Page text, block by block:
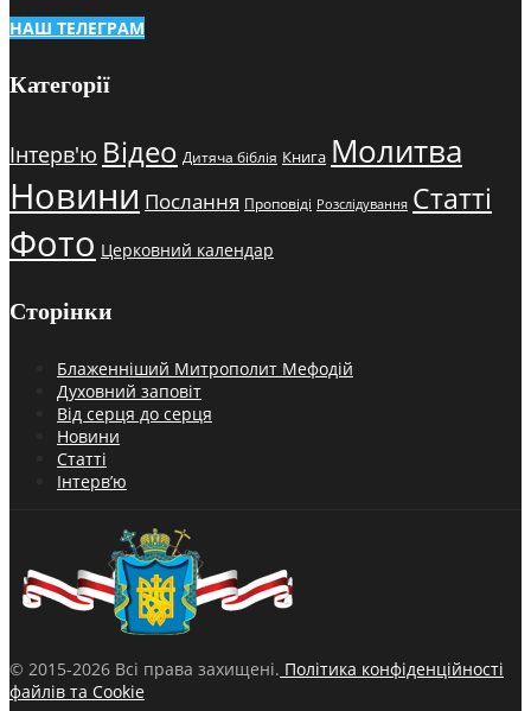
НАШ ТЕЛЕГРАМ
Категорії
Інтерв'ю Відео Дитяча біблія Книга Молитва
Новини Послання Проповіді Розслідування Статті
Фото Церковний календар
Сторінки
Блаженніший Митрополит Мефодій
Духовний заповіт
Від серця до серця
Новини
Статті
Інтерв’ю
© 2015-2026 Всі права захищені. Політика конфіденційності
файлів та Cookie